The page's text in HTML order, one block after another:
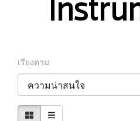
เรียงตาม